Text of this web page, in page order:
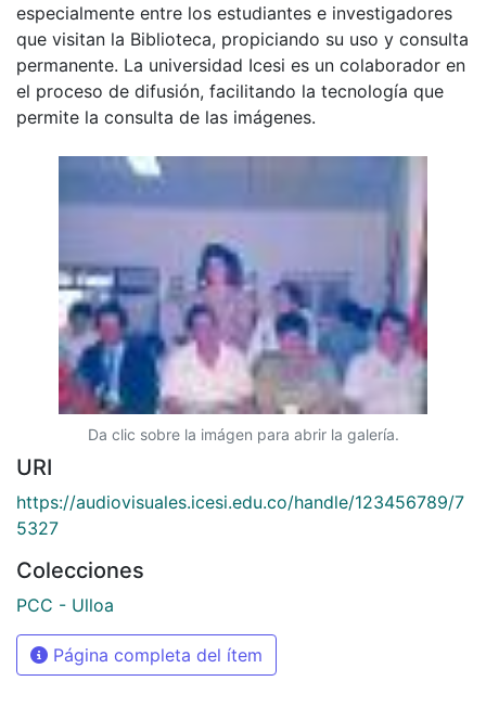
especialmente entre los estudiantes e investigadores
que visitan la Biblioteca, propiciando su uso y consulta
permanente. La universidad Icesi es un colaborador en
el proceso de difusión, facilitando la tecnología que
permite la consulta de las imágenes.
Da clic sobre la imágen para abrir la galería.
URI
https://audiovisuales.icesi.edu.co/handle/123456789/7
5327
Colecciones
PCC - Ulloa
Página completa del ítem